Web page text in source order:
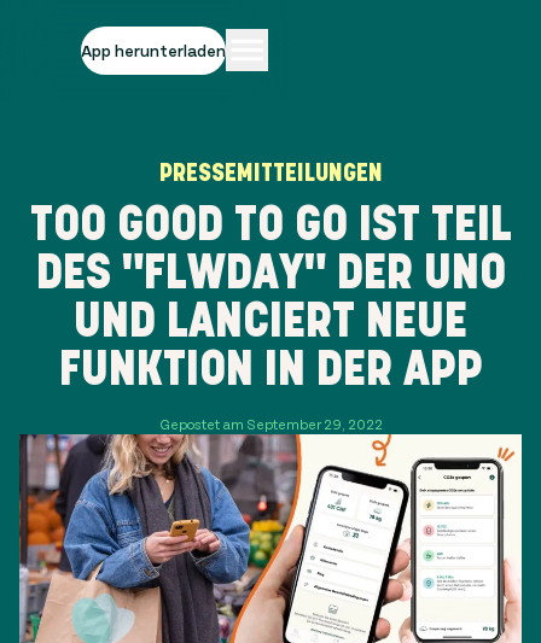
App herunterladen
PRESSEMITTEILUNGEN
TOO GOOD TO GO IST TEIL
DES "FLWDAY" DER UNO
UND LANCIERT NEUE
FUNKTION IN DER APP
Gepostet am September 29, 2022